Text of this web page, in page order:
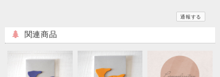
通報する
関連商品